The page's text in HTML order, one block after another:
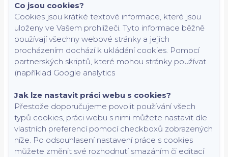
Co jsou cookies?
Cookies jsou krátké textové informace, které jsou
uloženy ve Vašem prohlížeči. Tyto informace běžně
používají všechny webové stránky a jejich
procházením dochází k ukládání cookies. Pomocí
partnerských skriptů, které mohou stránky používat
(například Google analytics
Jak lze nastavit práci webu s cookies?
Přestože doporučujeme povolit používání všech
typů cookies, práci webu s nimi můžete nastavit dle
vlastních preferencí pomocí checkboxů zobrazených
níže. Po odsouhlasení nastavení práce s cookies
můžete změnit své rozhodnutí smazáním či editací